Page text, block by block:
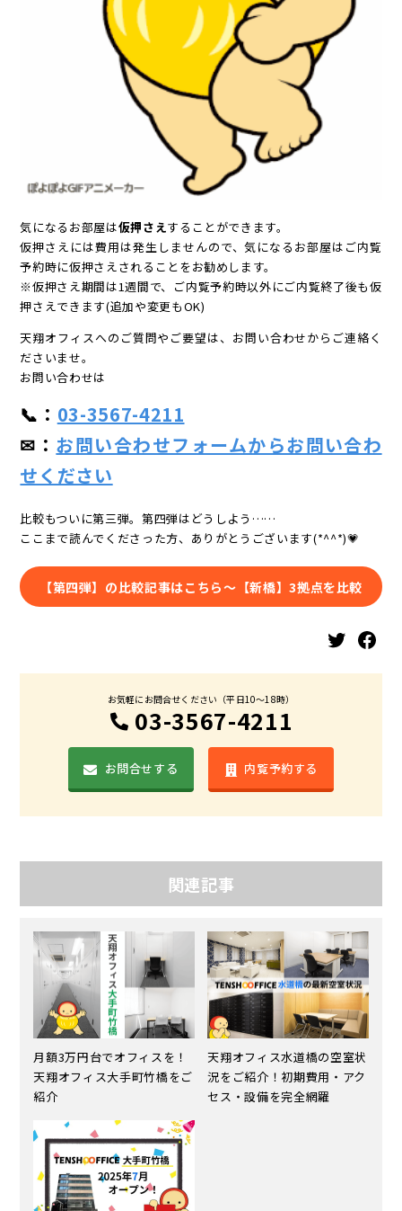
気になるお部屋は仮押さえすることができます。
仮押さえには費用は発生しませんので、気になるお部屋はご内覧
予約時に仮押さえされることをお勧めします。
※仮押さえ期間は1週間で、ご内覧予約時以外にご内覧終了後も仮
押さえできます(追加や変更もOK)
天翔オフィスへのご質問やご要望は、お問い合わせからご連絡く
ださいませ。
お問い合わせは
📞： 03-3567-4211
✉： お問い合わせフォームからお問い合わ
せください
比較もついに第三弾。第四弾はどうしよう……
ここまで読んでくださった方、ありがとうございます(*^^*)💗
【第四弾】の比較記事はこちら～【新橋】3拠点を比較
Twitter Facebook
お気軽にお問合せください（平日10〜18時）
03-3567-4211
お問合せする 内覧予約する
関連記事
月額3万円台でオフィスを！
天翔オフィス大手町竹橋をご
紹介
天翔オフィス水道橋の空室状
況をご紹介！初期費用・アク
セス・設備を完全網羅